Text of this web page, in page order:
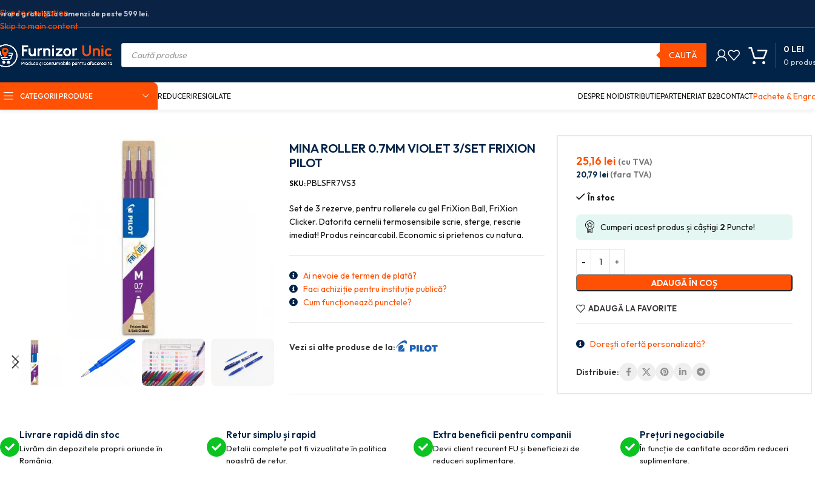
Skip to navigation
Skip to main content
gratuită la comenzi de peste 599 lei.
CAUTĂ
0
0 LEI
CATEGORII PRODUSE REDUCERIRESIGILATE DESPRE NOIDISTRIBUTIEPARTENERIAT B2BCONTACTPachete &
MINA ROLLER 0.7MM VIOLET 3/SET FRIXION
PILOT
SKU:PBLSFR7VS3
Set de 3 rezerve, pentru rollerele cu gel FriXion Ball, FriXion
Clicker. Datorita cernelii termosensibile scrie, sterge, rescrie
imediat! Produs reincarcabil. Economic si prietenos cu natura.
Ai nevoie de termen de plată?
Faci achiziție pentru instituție publică?
Cum funcționează punctele?
Vezi si alte produse de la:
25,16 lei (cu TVA)
20,79 lei (fara TVA)
În stoc
Cumperi acest produs și câștigi 2 Puncte!
ADAUGĂ ÎN COȘ
ADAUGĂ LA FAVORITE
Dorești ofertă personalizată?
Distribuie:
Livrare rapidă din stoc
Livrăm din depozitele proprii oriunde în
România.
Retur simplu și rapid
Detalii complete pot fi vizualitate în politica
noastră de retur.
Extra beneficii pentru companii
Devii client recurent FU și beneficiezi de
reduceri suplimentare.
Prețuri negociabile
În funcție de cantitate acordăm reduceri
suplimentare.